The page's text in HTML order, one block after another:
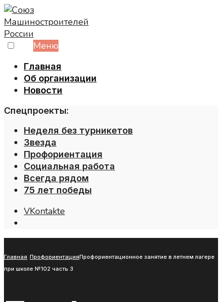
Skip
to
content
Меню
Главная
Об организации
Новости
Спецпроекты:
Неделя без турникетов
Звезда
Профориентация
Социальная работа
Всегда рядом
75 лет победы
VKontakte
Главная ПрофориентацияПрофориентационное занятие в летнем лагере
при школе №102 часть 3